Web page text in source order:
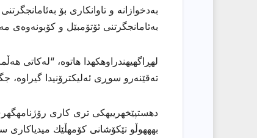
بەدخوازانە و تاوانکاری بۆ
بەئامانجگرتنی ئۆتۆمبێل و کۆبونەوەی
تەقێنەرو سوڕی ئەلیکترۆنیدا گیراوە،
دهستپێخهرییهكی تری كاری رۆژنامهگهری
بهههوڵو تێكۆشانی كۆمهڵێك میدیاكاری